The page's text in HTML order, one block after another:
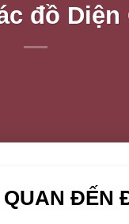
đồ Diện
QUAN ĐẾN